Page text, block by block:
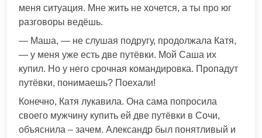
меня ситуация. Мне жить не хочется, а ты про юг
разговоры ведёшь.
— Маша, — не слушая подругу, продолжала Катя,
— у меня уже есть две путёвки. Мой Саша их
купил. Но у него срочная командировка. Пропадут
путёвки, понимаешь? Поехали!
Конечно, Катя лукавила. Она сама попросила
своего мужчину купить ей две путёвки в Сочи,
объяснила – зачем. Александр был понятливый и